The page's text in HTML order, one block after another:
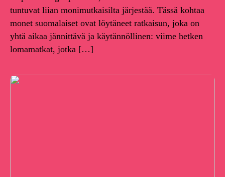
tuntuvat liian monimutkaisilta järjestää. Tässä kohtaa
monet suomalaiset ovat löytäneet ratkaisun, joka on
yhtä aikaa jännittävä ja käytännöllinen: viime hetken
lomamatkat, jotka […]